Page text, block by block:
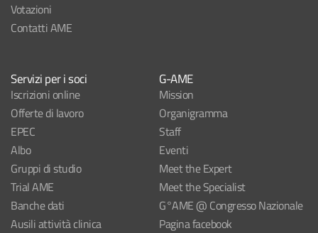
Votazioni
Contatti AME
Servizi per i soci
Iscrizioni online
Offerte di lavoro
EPEC
Albo
Gruppi di studio
Trial AME
Banche dati
Ausili attività clinica
G-AME
Mission
Organigramma
Staff
Eventi
Meet the Expert
Meet the Specialist
G°AME @ Congresso Nazionale
Pagina facebook